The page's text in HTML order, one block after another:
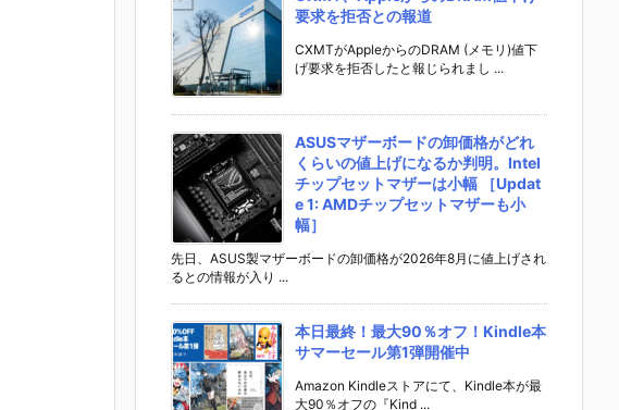
要求を拒否との報道
CXMTがAppleからのDRAM (メモリ)値下
げ要求を拒否したと報じられまし ...
ASUSマザーボードの卸価格がどれ
くらいの値上げになるか判明。Intel
チップセットマザーは小幅 ［Updat
e 1: AMDチップセットマザーも小
幅］
先日、ASUS製マザーボードの卸価格が2026年8月に値上げされ
るとの情報が入り ...
本日最終！最大90％オフ！Kindle本
サマーセール第1弾開催中
Amazon Kindleストアにて、Kindle本が最
大90％オフの『Kind ...